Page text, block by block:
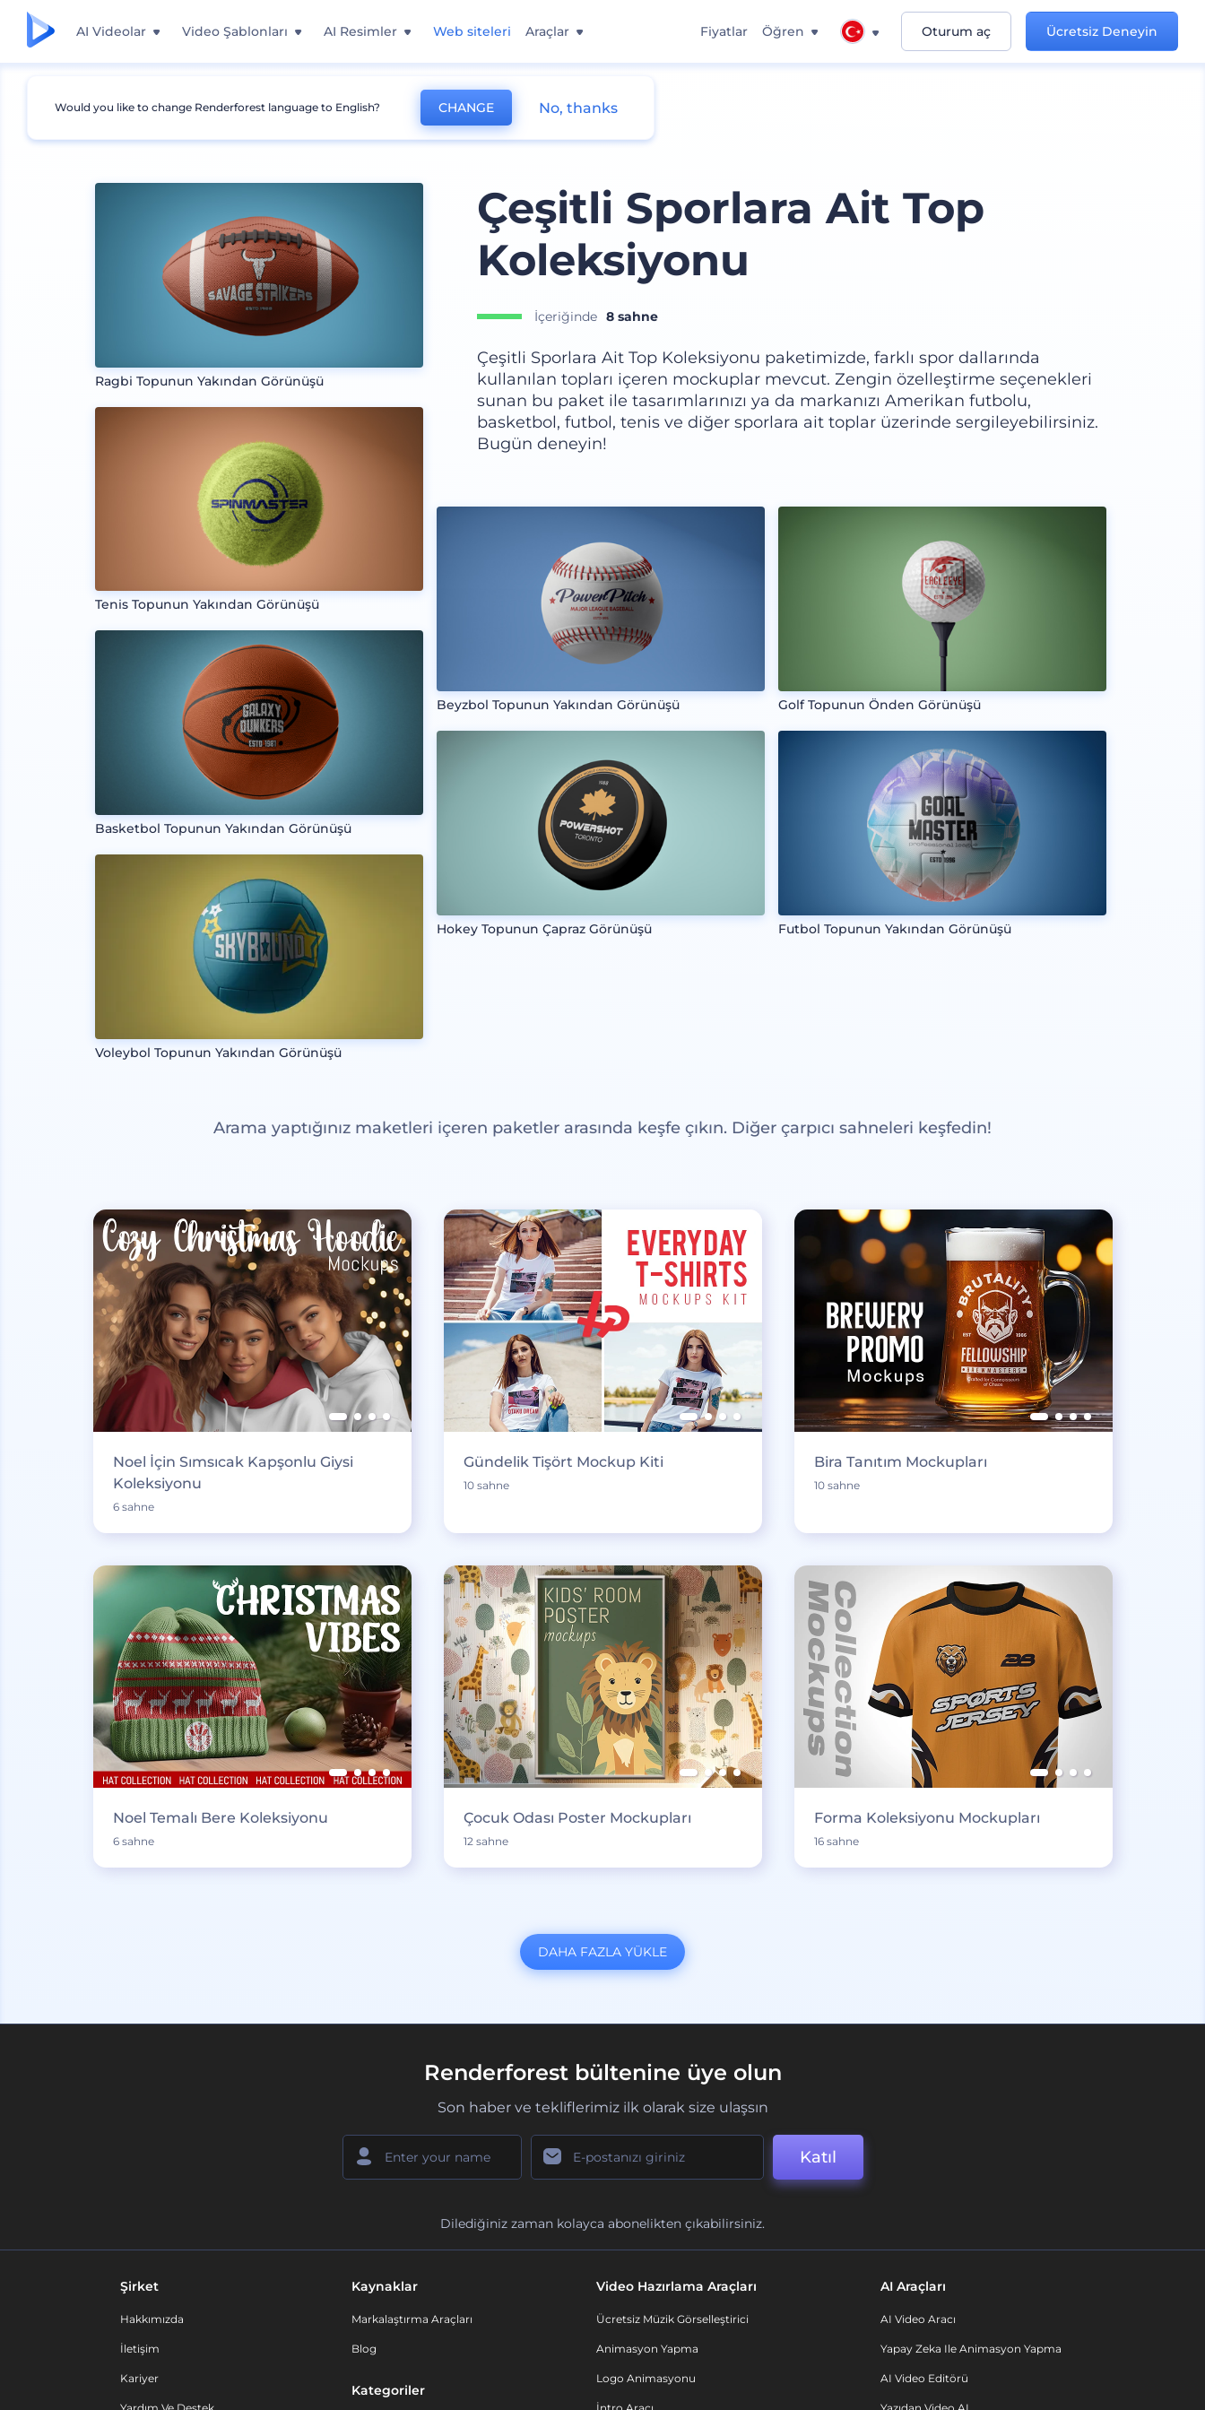
AI Videolar Video Şablonları AI Resimler Web siteleri Araçlar Fiyatlar Öğren Oturum aç Ücretsiz Deneyin
Mockuplar Ürünler Diğer Ürün Mockupları
Ragbi Topunun Yakından Görünüşü
Tenis Topunun Yakından Görünüşü
Basketbol Topunun Yakından Görünüşü
Voleybol Topunun Yakından Görünüşü
Çeşitli Sporlara Ait Top
Koleksiyonu
İçeriğinde 8 sahne
Çeşitli Sporlara Ait Top Koleksiyonu paketimizde, farklı spor dallarında
kullanılan topları içeren mockuplar mevcut. Zengin özelleştirme seçenekleri
sunan bu paket ile tasarımlarınızı ya da markanızı Amerikan futbolu,
basketbol, futbol, tenis ve diğer sporlara ait toplar üzerinde sergileyebilirsiniz.
Bugün deneyin!
Beyzbol Topunun Yakından Görünüşü
Hokey Topunun Çapraz Görünüşü
Golf Topunun Önden Görünüşü
Futbol Topunun Yakından Görünüşü
Arama yaptığınız maketleri içeren paketler arasında keşfe çıkın. Diğer çarpıcı sahneleri keşfedin!
Noel İçin Sımsıcak Kapşonlu Giysi
Koleksiyonu
6 sahne
Gündelik Tişört Mockup Kiti
10 sahne
Bira Tanıtım Mockupları
10 sahne
Noel Temalı Bere Koleksiyonu
6 sahne
Çocuk Odası Poster Mockupları
12 sahne
Forma Koleksiyonu Mockupları
16 sahne
DAHA FAZLA YÜKLE
Renderforest bültenine üye olun
Son haber ve tekliflerimiz ilk olarak size ulaşsın
Katıl
Dilediğiniz zaman kolayca abonelikten çıkabilirsiniz.
Şirket
Hakkımızda
İletişim
Kariyer
Kaynaklar
Markalaştırma Araçları
Blog
Kategoriler
Video Hazırlama Araçları
Ücretsiz Müzik Görselleştirici
Animasyon Yapma
Logo Animasyonu
AI Araçları
AI Video Aracı
Yapay Zeka Ile Animasyon Yapma
AI Video Editörü
Would you like to change Renderforest language to English? CHANGE No, thanks